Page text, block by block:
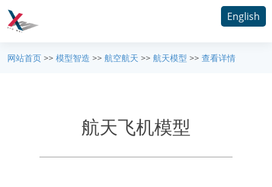
English
网站首页 >> 模型智造 >> 航空航天 >> 航天模型 >> 查看详情
航天飞机模型